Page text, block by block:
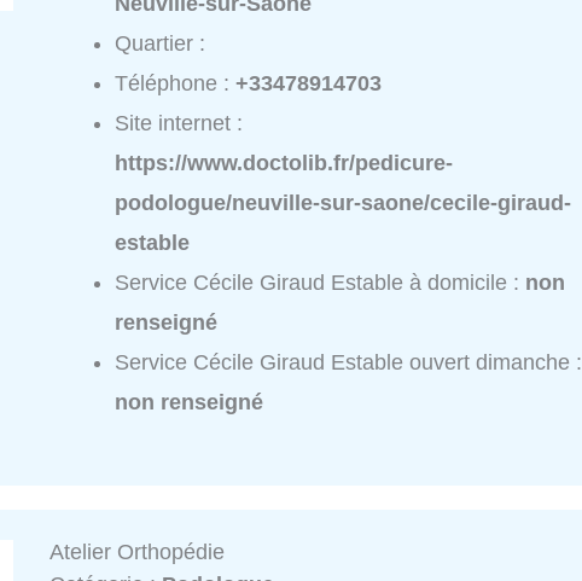
Quartier :
Téléphone :+33478914703
Site internet :
https://www.doctolib.fr/pedicure-
podologue/neuville-sur-saone/cecile-giraud-
estable
Service Cécile Giraud Estable à domicile : non
renseigné
Service Cécile Giraud Estable ouvert dimanche :
non renseigné
Atelier Orthopédie